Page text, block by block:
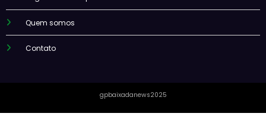
Quem somos
Contato
gpbaixadanews2025